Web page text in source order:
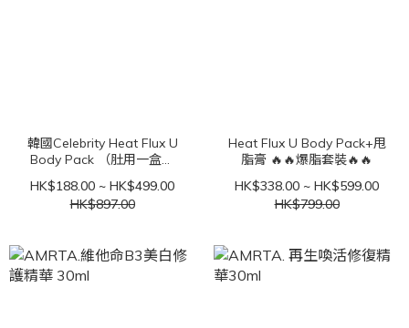
韓國Celebrity Heat Flux U
Body Pack （肚用一盒7️⃣
HK$188.00 ~ HK$499.00
HK$897.00
Heat Flux U Body Pack+甩
脂膏 🔥🔥爆脂套裝🔥🔥
HK$338.00 ~ HK$599.00
HK$799.00